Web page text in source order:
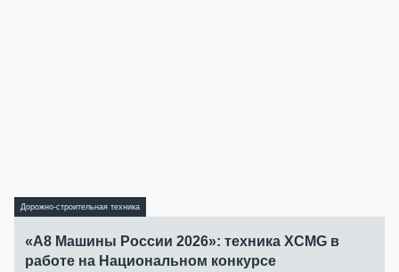
Дорожно-строительная техника
«А8 Машины России 2026»: техника XCMG в
работе на Национальном конкурсе